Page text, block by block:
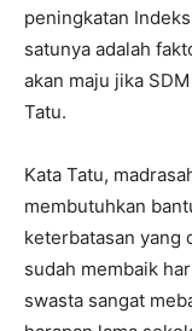
peningkatan
satunya adalah
akan maju jika
Tatu.
Kata Tatu,
membutuhkan
keterbatasan yang
sudah membaik
swasta sangat